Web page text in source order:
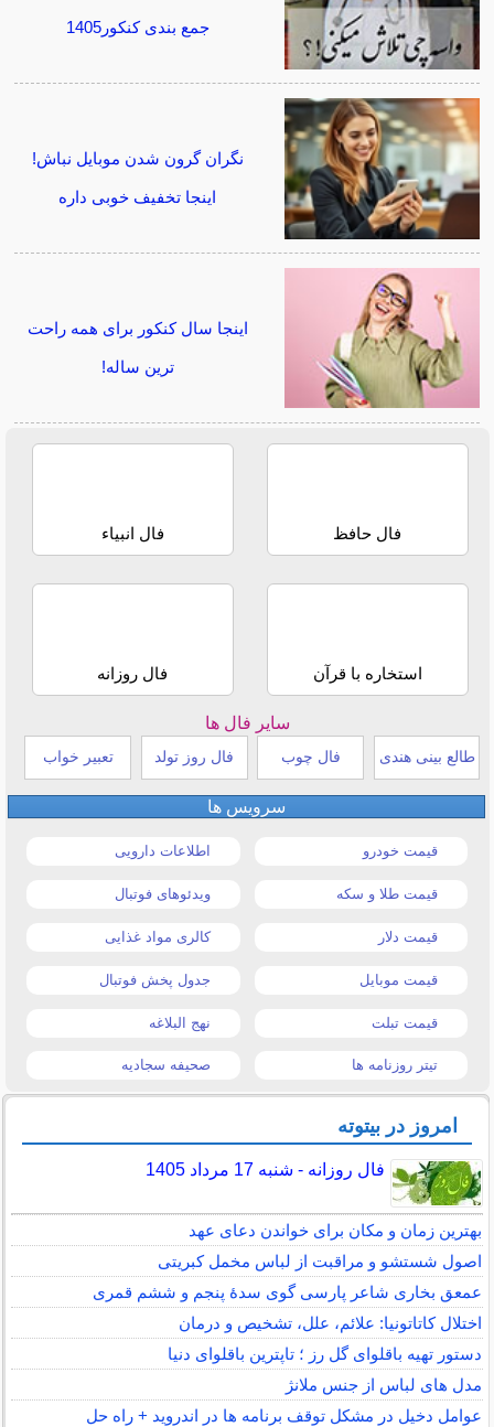
جمع بندی کنکور1405
نگران گرون شدن موبایل نباش!
اینجا تخفیف خوبی داره
اینجا سال کنکور برای همه راحت
ترین ساله!
فال حافظ فال انبیاء
استخاره با قرآن فال روزانه
سایر فال ها
طالع بینی هندی فال چوب فال روز تولد تعبیر خواب
سرویس ها
قیمت خودرو اطلاعات دارویی
قیمت طلا و سکه ویدئوهای فوتبال
قیمت دلار کالری مواد غذایی
قیمت موبایل جدول پخش فوتبال
قیمت تبلت نهج البلاغه
تیتر روزنامه ها صحیفه سجادیه
امروز در بیتوته
فال روزانه - شنبه 17 مرداد 1405
بهترین زمان و مکان برای خواندن دعای عهد
اصول شستشو و مراقبت از لباس مخمل کبریتی
عمعق بخاری شاعر پارسی گوی سدهٔ پنجم و ششم قمری
اختلال کاتاتونیا: علائم، علل، تشخیص و درمان
دستور تهیه باقلوای گل رز ؛ تاپترین باقلوای دنیا
مدل های لباس از جنس ملانژ
عوامل دخیل در مشکل توقف برنامه ها در اندروید + راه حل